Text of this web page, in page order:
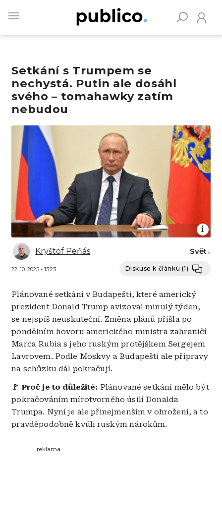
main
Setkání s Trumpem se
nechystá. Putin ale dosáhl
svého – tomahawky zatím
nebudou
Obrázek
Kryštof Peňás
22. 10. 2025 - 13:23
Svět
Diskuse k článku (1)
Plánované setkání v Budapešti, které americký
prezident Donald Trump avizoval minulý týden,
se nejspíš neuskuteční. Změna plánů přišla po
pondělním hovoru amerického ministra zahraničí
Marca Rubia s jeho ruským protějškem Sergejem
Lavrovem. Podle Moskvy a Budapešti ale přípravy
na schůzku dál pokračují.
🚩 Proč je to důležité: Plánované setkání mělo být
pokračováním mírotvorného úsilí Donalda
Trumpa. Nyní je ale přinejmenším v ohrožení, a to
pravděpodobně kvůli ruským nárokům.
reklama
Vyhledávejte na Publiku